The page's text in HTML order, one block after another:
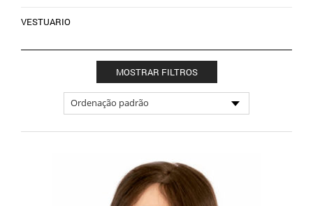
MOSTRAR FILTROS
VESTUARIO